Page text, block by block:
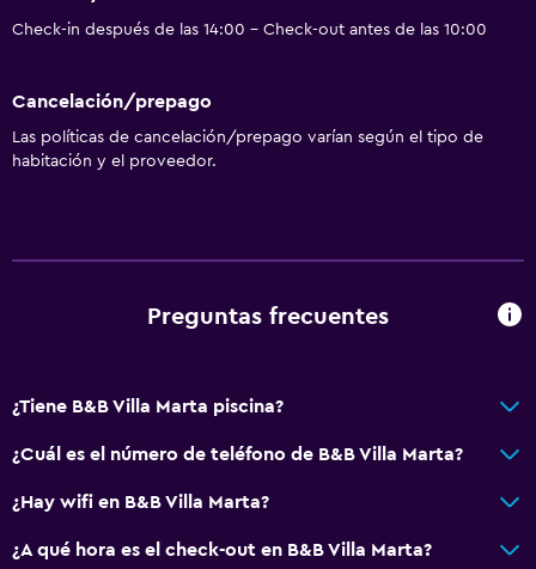
Check-in después de las 14:00 - Check-out antes de las 10:00
Cancelación/prepago
Las políticas de cancelación/prepago varían según el tipo de
habitación y el proveedor.
Preguntas frecuentes
¿Tiene B&B Villa Marta piscina?
¿Cuál es el número de teléfono de B&B Villa Marta?
¿Hay wifi en B&B Villa Marta?
¿A qué hora es el check-out en B&B Villa Marta?